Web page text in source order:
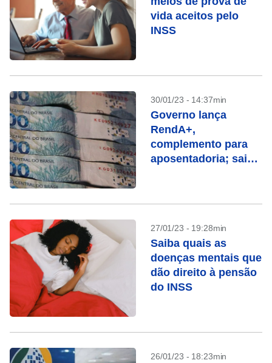
vida aceitos pelo
INSS
30/01/23 - 14:37min
Governo lança
RendA+,
complemento para
aposentadoria; saiba
27/01/23 - 19:28min
Saiba quais as
doenças mentais que
dão direito à pensão
do INSS
26/01/23 - 18:23min